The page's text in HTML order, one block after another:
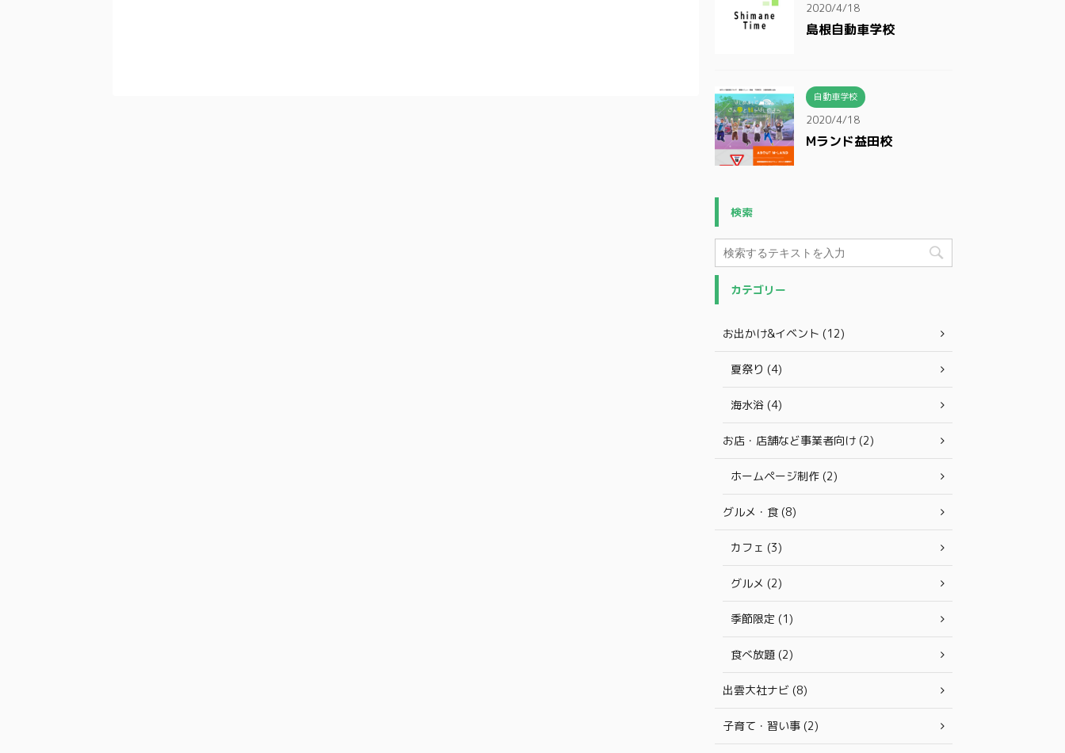
2020/4/18
島根自動車学校
自動車学校
2020/4/18
Mランド益田校
検索
カテゴリー
お出かけ&イベント (12)
夏祭り (4)
海水浴 (4)
お店・店舗など事業者向け (2)
ホームページ制作 (2)
グルメ・食 (8)
カフェ (3)
グルメ (2)
季節限定 (1)
食べ放題 (2)
出雲大社ナビ (8)
子育て・習い事 (2)